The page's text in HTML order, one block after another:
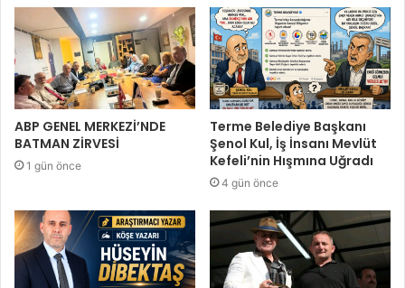
ABP GENEL MERKEZİ’NDE
BATMAN ZİRVESİ
1 gün önce
Terme Belediye Başkanı
Şenol Kul, İş İnsanı Mevlüt
Kefeli’nin Hışmına Uğradı
4 gün önce